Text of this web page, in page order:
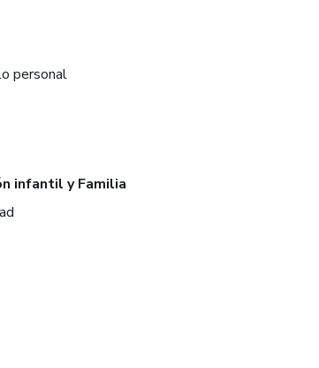
personal
infantil y Familia